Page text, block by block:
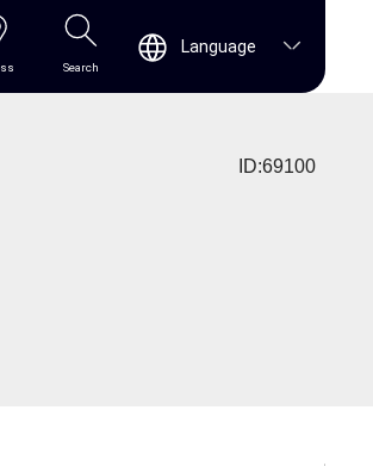
Search
Language
ID:69100